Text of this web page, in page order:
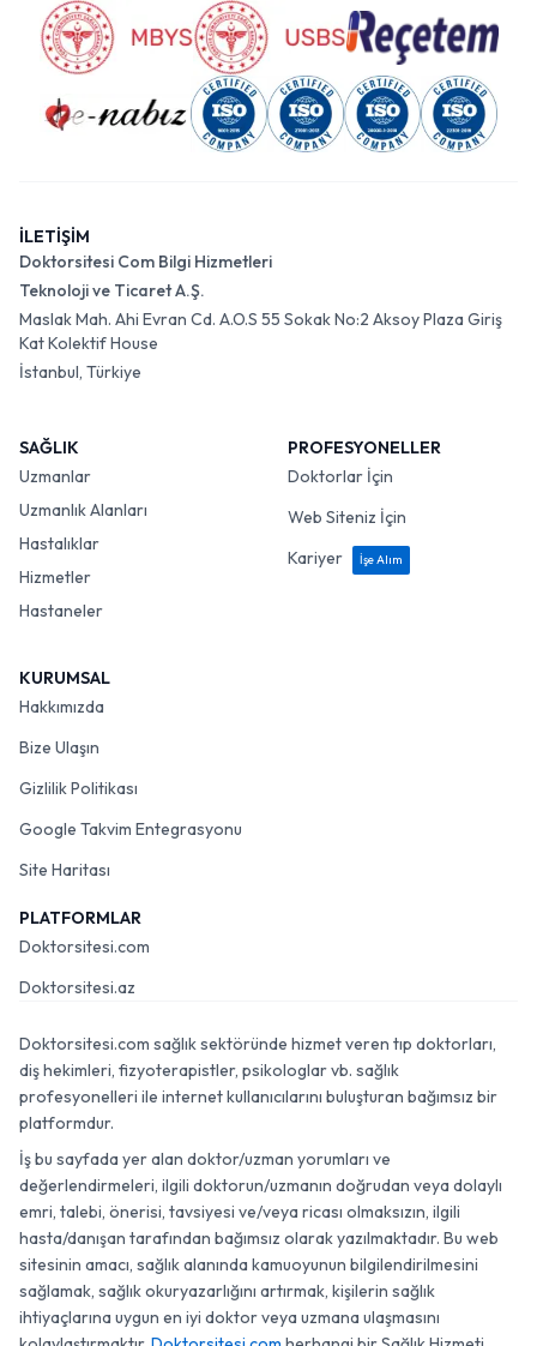
İLETİŞİM
Doktorsitesi Com Bilgi Hizmetleri
Teknoloji ve Ticaret A.Ş.
Maslak Mah. Ahi Evran Cd. A.O.S 55 Sokak No:2 Aksoy Plaza Giriş
Kat Kolektif House
İstanbul, Türkiye
SAĞLIK
Uzmanlar
Uzmanlık Alanları
Hastalıklar
Hizmetler
Hastaneler
PROFESYONELLER
Doktorlar İçin
Web Siteniz İçin
Kariyer
İşe Alım
KURUMSAL
Hakkımızda
Bize Ulaşın
Gizlilik Politikası
Google Takvim Entegrasyonu
Site Haritası
PLATFORMLAR
Doktorsitesi.com
Doktorsitesi.az
Doktorsitesi.com sağlık sektöründe hizmet veren tıp doktorları,
diş hekimleri, fizyoterapistler, psikologlar vb. sağlık
profesyonelleri ile internet kullanıcılarını buluşturan bağımsız bir
platformdur.
İş bu sayfada yer alan doktor/uzman yorumları ve
değerlendirmeleri, ilgili doktorun/uzmanın doğrudan veya dolaylı
emri, talebi, önerisi, tavsiyesi ve/veya ricası olmaksızın, ilgili
hasta/danışan tarafından bağımsız olarak yazılmaktadır. Bu web
sitesinin amacı, sağlık alanında kamuoyunun bilgilendirilmesini
sağlamak, sağlık okuryazarlığını artırmak, kişilerin sağlık
ihtiyaçlarına uygun en iyi doktor veya uzmana ulaşmasını